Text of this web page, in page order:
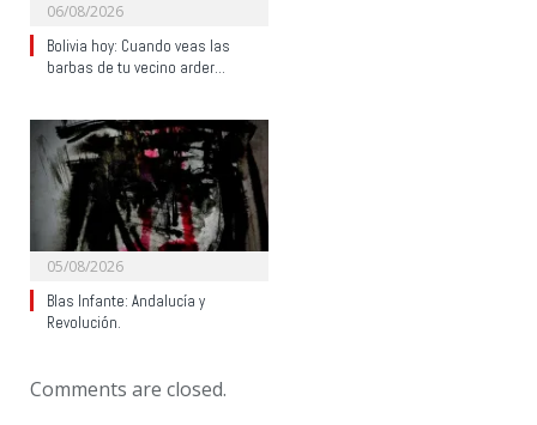
06/08/2026
Bolivia hoy: Cuando veas las
barbas de tu vecino arder…
05/08/2026
Blas Infante: Andalucía y
Revolución.
Comments are closed.